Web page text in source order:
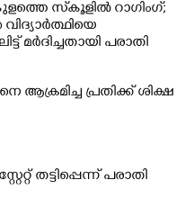
സ്‌കൂളിൽ റാഗിംഗ്;
മർദിച്ചതായി പരാതി
ആക്രമിച്ച പ്രതിക്ക് ശിക്ഷ
തട്ടിപ്പെന്ന് പരാതി